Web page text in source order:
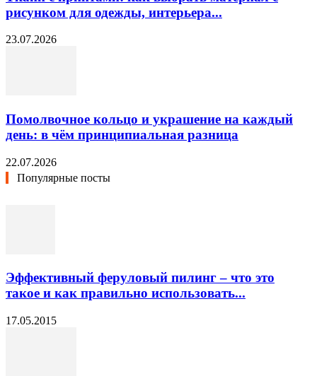
рисунком для одежды, интерьера...
23.07.2026
Помолвочное кольцо и украшение на каждый
день: в чём принципиальная разница
22.07.2026
Популярные посты
Эффективный феруловый пилинг – что это
такое и как правильно использовать...
17.05.2015